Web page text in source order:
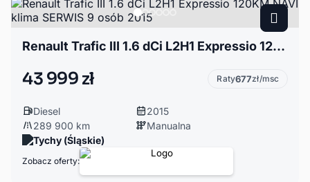
Renault Trafic III 1.6 dCi L2H1 Expressio 120KM NAVI klima SERWIS 9 osób 2015
43 999 zł Raty677zł/msc
Diesel
2015
289 900 km
Manualna
Tychy (Śląskie)
Zobacz oferty: